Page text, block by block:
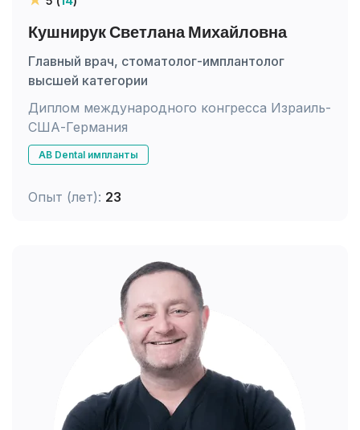
Кушнирук Светлана Михайловна
Главный врач, стоматолог-имплантолог
высшей категории
Диплом международного конгресса Израиль-
США-Германия
AB Dental импланты
Опыт (лет): 23